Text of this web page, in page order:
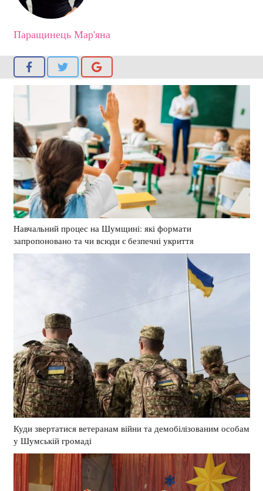
Паращинець Мар'яна
Навчальний процес на Шумщині: які формати
запропоновано та чи всюди є безпечні укриття
Куди звертатися ветеранам війни та демобілізованим особам
у Шумській громаді